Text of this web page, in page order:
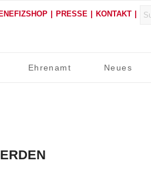
PRESSE KONTAKT
Ehrenamt Neues